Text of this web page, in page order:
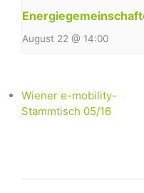
August 22 @ 14:00
Wiener e-mobility-
Stammtisch 05/16